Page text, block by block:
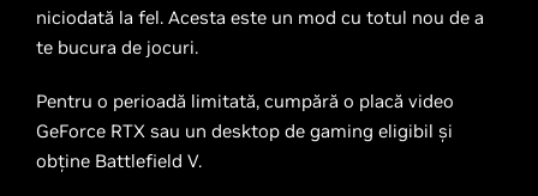
niciodată la fel. Acesta este un mod cu totul nou de a
te bucura de jocuri.
Pentru o perioadă limitată, cumpără o placă video
GeForce RTX sau un desktop de gaming eligibil și
obține Battlefield V.